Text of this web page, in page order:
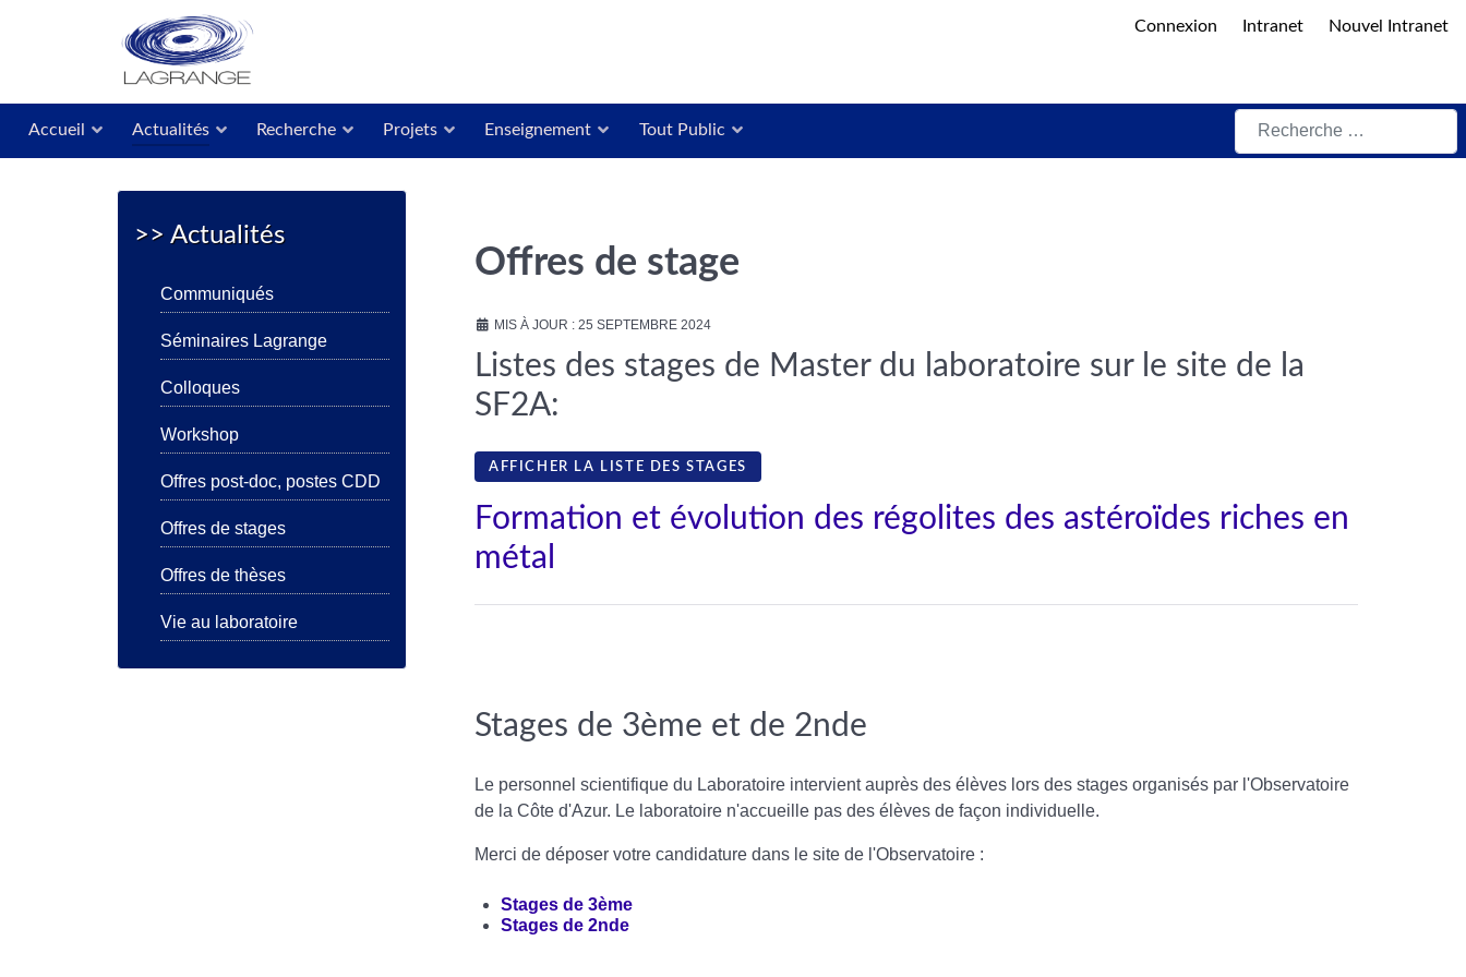
Connexion Intranet Nouvel Intranet
Accueil Actualités Recherche Projets Enseignement Tout Public
Rechercher
>> Actualités
Communiqués
Séminaires Lagrange
Colloques
Workshop
Offres post-doc, postes CDD
Offres de stages
Offres de thèses
Vie au laboratoire
Offres de stage
MIS À JOUR : 25 SEPTEMBRE 2024
Listes des stages de Master du laboratoire sur le site de la
SF2A:
AFFICHER LA LISTE DES STAGES
Formation et évolution des régolites des astéroïdes riches en
métal
Stages de 3ème et de 2nde
Le personnel scientifique du Laboratoire intervient auprès des élèves lors des stages organisés par l'Observatoire
de la Côte d'Azur. Le laboratoire n'accueille pas des élèves de façon individuelle.
Merci de déposer votre candidature dans le site de l'Observatoire :
Stages de 3ème
Stages de 2nde